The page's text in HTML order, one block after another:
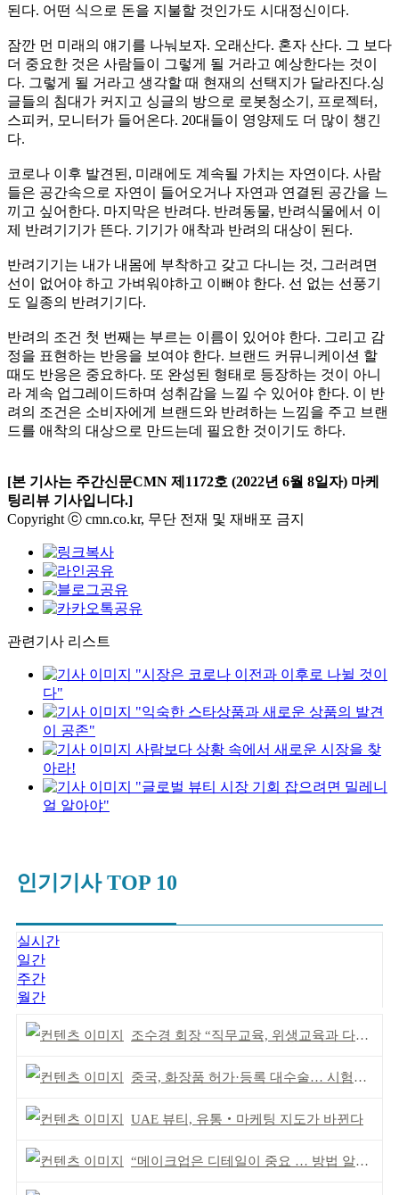
된다. 어떤 식으로 돈을 지불할 것인가도 시대정신이다.
잠깐 먼 미래의 얘기를 나눠보자. 오래산다. 혼자 산다. 그 보다
더 중요한 것은 사람들이 그렇게 될 거라고 예상한다는 것이
다. 그렇게 될 거라고 생각할 때 현재의 선택지가 달라진다.싱
글들의 침대가 커지고 싱글의 방으로 로봇청소기 , 프로젝터 ,
스피커 , 모니터가 들어온다. 20대들이 영양제도 더 많이 챙긴
다.
코로나 이후 발견된 , 미래에도 계속될 가치는 자연이다. 사람
들은 공간속으로 자연이 들어오거나 자연과 연결된 공간을 느
끼고 싶어한다. 마지막은 반려다. 반려동물, 반려식물에서 이
제 반려기기가 뜬다. 기기가 애착과 반려의 대상이 된다.
반려기기는 내가 내몸에 부착하고 갖고 다니는 것, 그러려면
선이 없어야 하고 가벼워야하고 이뻐야 한다. 선 없는 선풍기
도 일종의 반려기기다.
반려의 조건 첫 번째는 부르는 이름이 있어야 한다. 그리고 감
정을 표현하는 반응을 보여야 한다. 브랜드 커뮤니케이션 할
때도 반응은 중요하다. 또 완성된 형태로 등장하는 것이 아니
라 계속 업그레이드하며 성취감을 느낄 수 있어야 한다. 이 반
려의 조건은 소비자에게 브랜드와 반려하는 느낌을 주고 브랜
드를 애착의 대상으로 만드는데 필요한 것이기도 하다.
[본 기사는 주간신문CMN 제 1172호 (2022년 6월 8일자) 마케
팅리뷰 기사입니다.]
Copyright ⓒ cmn.co.kr, 무단 전재 및 재배포 금지
관련기사 리스트
"시장은 코로나 이전과 이후로 나뉠 것이
다"
"익숙한 스타상품과 새로운 상품의 발견
이 공존"
사람보다 상황 속에서 새로운 시장을 찾
아라!
"글로벌 뷰티 시장 기회 잡으려면 밀레니
얼 알아야"
인기기사 TOP 10
실시간
일간
주간
월간
조수경 회장 “직무교육, 위생교육과 다르다”
중국, 화장품 허가·등록 대수술… 시험자료 공용 허용
UAE 뷰티, 유통‧마케팅 지도가 바뀐다
“메이크업은 디테일이 중요 … 방법 알려줘”